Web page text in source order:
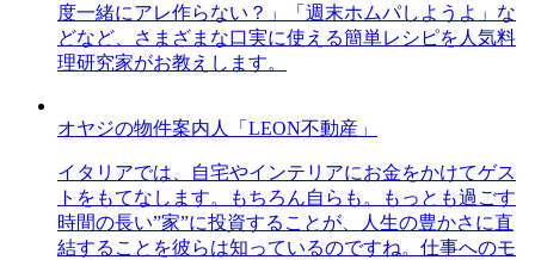
度一緒にアレ作らない？」「週末ホムパしようよ」な
どなど、さまざまな口実に使える簡単レシピを人気料
理研究家がお教えします。
オヤジの物件案内人「LEON不動産」
イタリアでは、自宅やインテリアにお金をかけてゲス
トをもてなします。もちろん自らも。もっとも過ごす
時間の長い”家”に投資することが、人生の豊かさに直
結することを彼らは知っているのですね。仕事へのモ